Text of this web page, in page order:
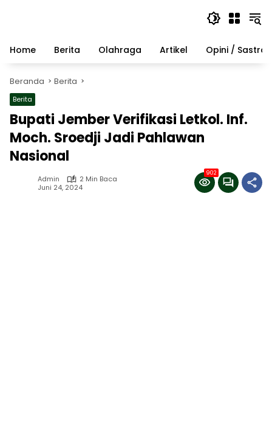
Home
Berita Olahraga Artikel Opini / Sastra
Beranda Berita
Berita
Bupati Jember Verifikasi Letkol. Inf.
Moch. Sroedji Jadi Pahlawan
Nasional
Admin
2 Min Baca
Juni 24, 2024
902